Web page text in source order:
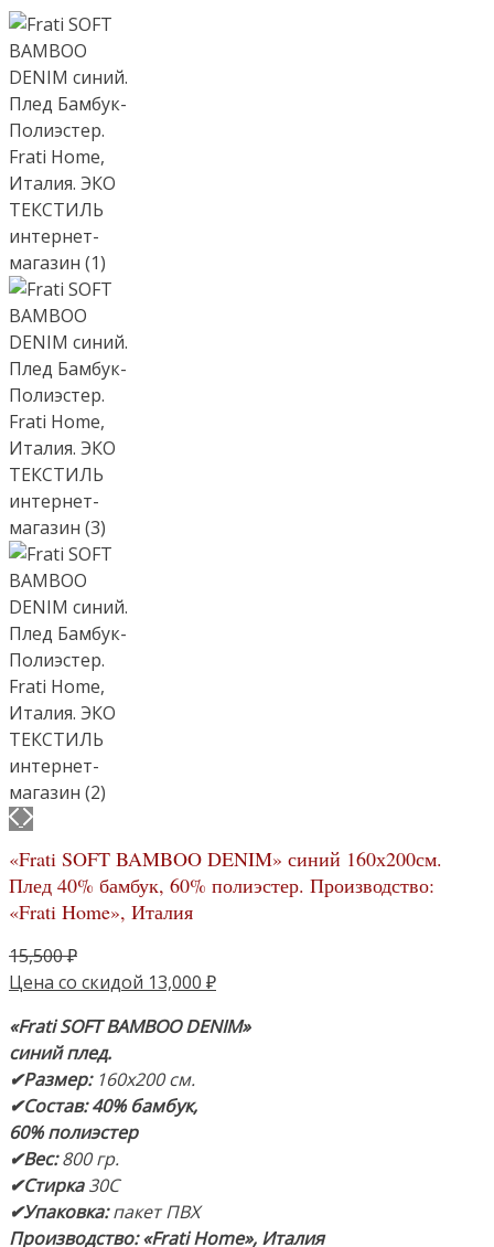
«Frati SOFT BAMBOO DENIM» синий 160х200см.
Плед 40% бамбук, 60% полиэстер. Производство:
«Frati Home», Италия
15,500₽Первоначальная
цена
15,500 ₽.
Цена со скидой 13,000 ₽Текущая
13,000 ₽.
«Frati SOFT BAMBOO DENIM»
синийплед.
✔Размер:160х200 см.
✔Состав: 40% бамбук,
60% полиэстер
✔Вес:800 гр.
✔Стирка30С
✔Упаковка:пакет ПВХ
Производство: «Frati Home», Италия